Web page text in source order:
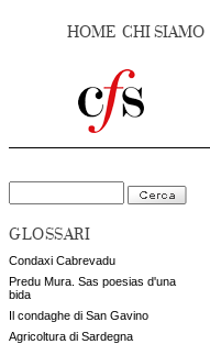
HOME CHI SIAMO
GLOSSARI
Condaxi Cabrevadu
Predu Mura. Sas poesias d'una
bida
Il condaghe di San Gavino
Agricoltura di Sardegna